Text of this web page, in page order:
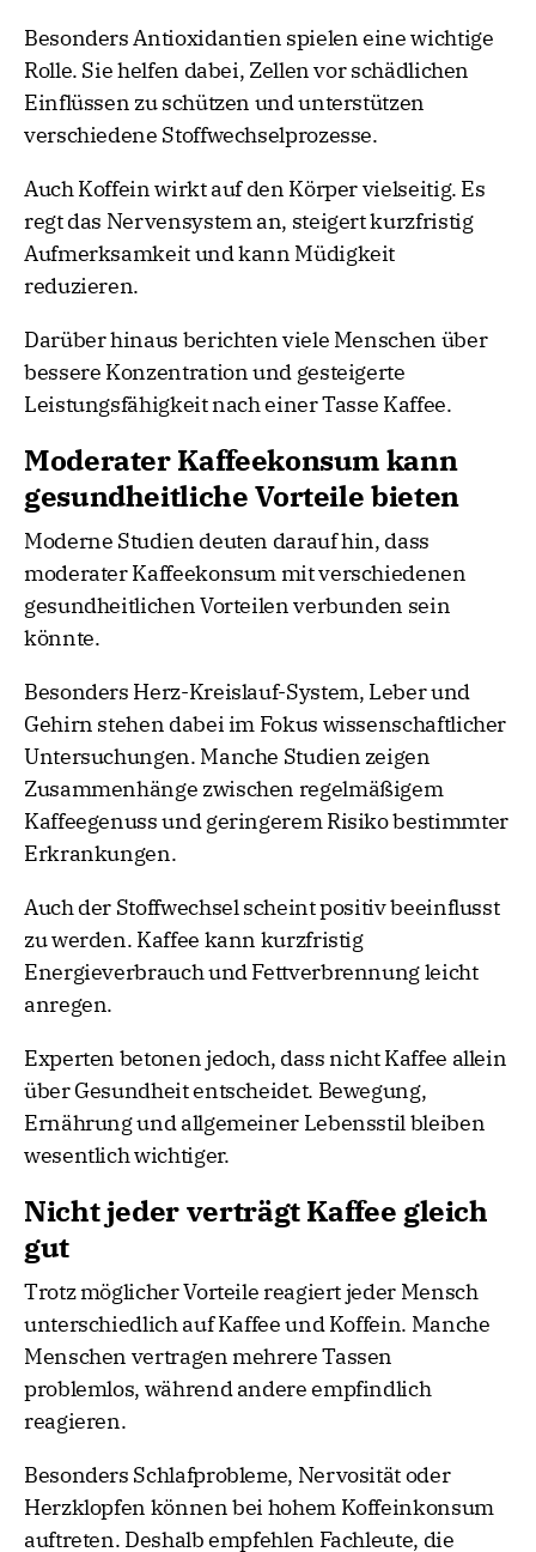
Besonders Antioxidantien spielen eine wichtige
Rolle. Sie helfen dabei, Zellen vor schädlichen
Einflüssen zu schützen und unterstützen
verschiedene Stoffwechselprozesse.
Auch Koffein wirkt auf den Körper vielseitig. Es
regt das Nervensystem an, steigert kurzfristig
Aufmerksamkeit und kann Müdigkeit
reduzieren.
Darüber hinaus berichten viele Menschen über
bessere Konzentration und gesteigerte
Leistungsfähigkeit nach einer Tasse Kaffee.
Moderater Kaffeekonsum kann
gesundheitliche Vorteile bieten
Moderne Studien deuten darauf hin, dass
moderater Kaffeekonsum mit verschiedenen
gesundheitlichen Vorteilen verbunden sein
könnte.
Besonders Herz-Kreislauf-System, Leber und
Gehirn stehen dabei im Fokus wissenschaftlicher
Untersuchungen. Manche Studien zeigen
Zusammenhänge zwischen regelmäßigem
Kaffeegenuss und geringerem Risiko bestimmter
Erkrankungen.
Auch der Stoffwechsel scheint positiv beeinflusst
zu werden. Kaffee kann kurzfristig
Energieverbrauch und Fettverbrennung leicht
anregen.
Experten betonen jedoch, dass nicht Kaffee allein
über Gesundheit entscheidet. Bewegung,
Ernährung und allgemeiner Lebensstil bleiben
wesentlich wichtiger.
Nicht jeder verträgt Kaffee gleich
gut
Trotz möglicher Vorteile reagiert jeder Mensch
unterschiedlich auf Kaffee und Koffein. Manche
Menschen vertragen mehrere Tassen
problemlos, während andere empfindlich
reagieren.
Besonders Schlafprobleme, Nervosität oder
Herzklopfen können bei hohem Koffeinkonsum
auftreten. Deshalb empfehlen Fachleute, die